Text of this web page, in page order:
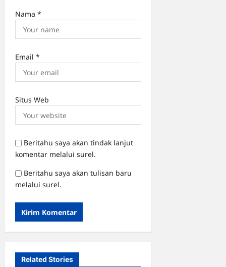
Nama *
Email *
Situs Web
Beritahu saya akan tindak lanjut
komentar melalui surel.
Beritahu saya akan tulisan baru
melalui surel.
Related Stories